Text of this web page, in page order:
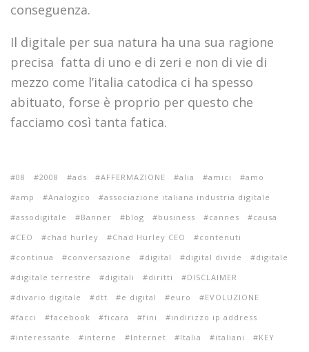
conseguenza.
Il digitale per sua natura ha una sua ragione
precisa fatta di uno e di zeri e non di vie di
mezzo come l’italia catodica ci ha spesso
abituato, forse è proprio per questo che
facciamo così tanta fatica.
08 2008 ads AFFERMAZIONE alia amici
amo
amp
Analogico
associazione italiana industria digitale
assodigitale
Banner blog business cannes
causa
CEO
chad hurley Chad Hurley CEO
contenuti
continua
conversazione digital digital divide
digitale
digitale terrestre
digitali diritti
DISCLAIMER
divario digitale
dtt e digital euro
EVOLUZIONE
facci
facebook ficara fini
indirizzo ip address
interessante
interne Internet Italia italiani
KEY